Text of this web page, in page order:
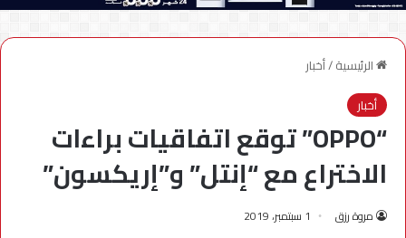
الرئيسية/أخبار
أخبار
“OPPO” توقع اتفاقيات براءات
الاختراع مع “إنتل” و”إريكسون”
مروة رزق 1 سبتمبر، 2019